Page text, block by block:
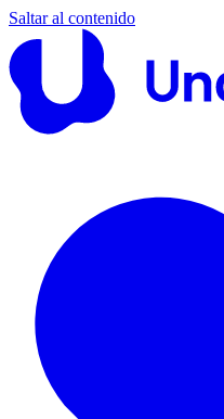
Saltar al contenido